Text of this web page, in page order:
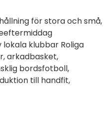
för stora och små,
klubbar Roliga
arkadbasket,
bordsfotboll,
till handfit,